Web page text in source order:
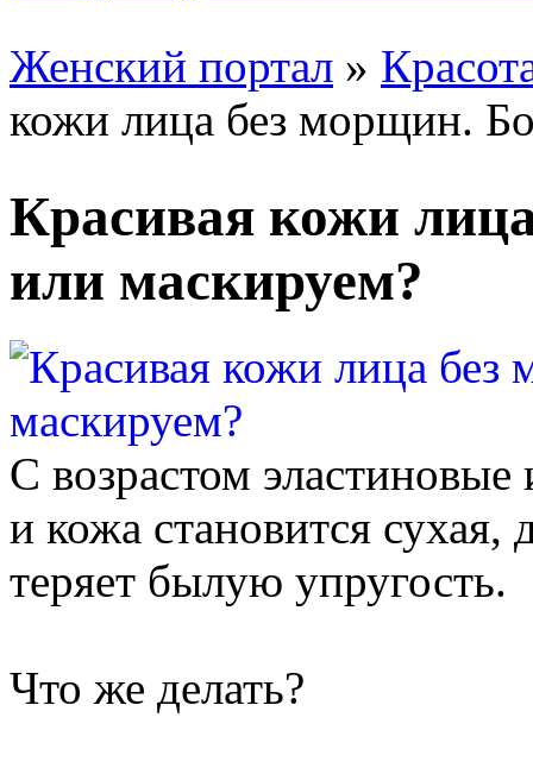
Женский портал »
кожи лица без морщин.
Красивая кожи
или маскируем?
С возрастом эластиновые
и кожа становится сухая,
теряет былую упругость.
Что же делать?